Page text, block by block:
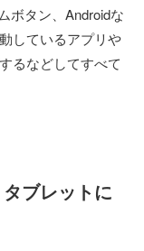
ボタン、Androidな
しているアプリや
るなどしてすべて
ブレットに